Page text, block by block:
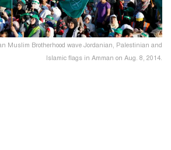
Muslim Brotherhood wave Jordanian, Palestinian and
Islamic flags in Amman on Aug. 8, 2014.